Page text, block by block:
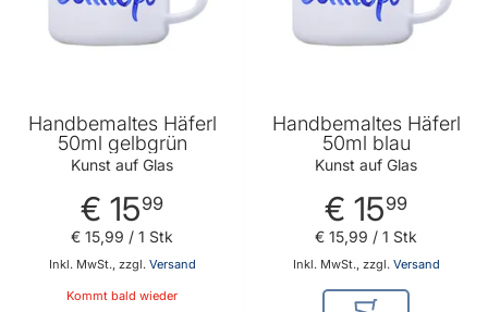
Handbemaltes Häferl
50ml gelbgrün
Kunst auf Glas
€ 1599
Inkl. MwSt., zzgl. Versand
€ 15,99 / 1 Stk
Kommt bald wieder
Handbemaltes Häferl
50ml blau
Kunst auf Glas
€ 1599
Inkl. MwSt., zzgl. Versand
€ 15,99 / 1 Stk